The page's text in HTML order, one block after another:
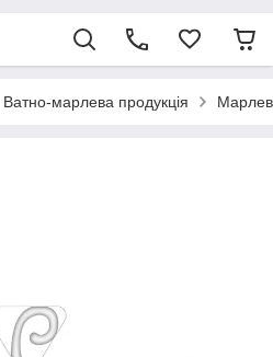
Ватно-марлева продукція